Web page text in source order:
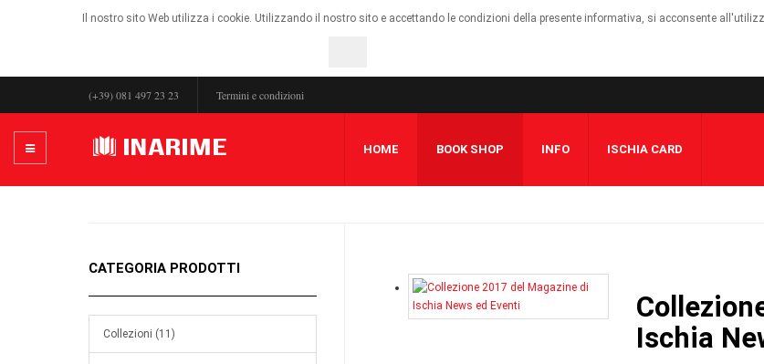
Il nostro sito Web utilizza i cookie. Utilizzando il nostro sito e accettando le condizioni della presente informativa, si acconsente
(+39) 081 497 23 23 Termini e condizioni
HOME BOOK SHOP INFO ISCHIA CARD
Ischia
CATEGORIA PRODOTTI
Collezioni (11)